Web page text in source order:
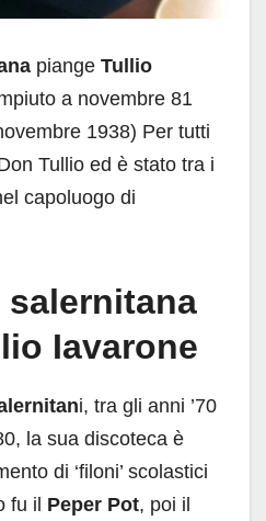
piange Tullio
a novembre 81
1938) Per tutti
Tullio ed è stato tra i
capoluogo di
salernitana
Iavarone
i, tra gli anni ’70
la sua discoteca è
di ‘filoni’ scolastici
fu il Peper Pot, poi il